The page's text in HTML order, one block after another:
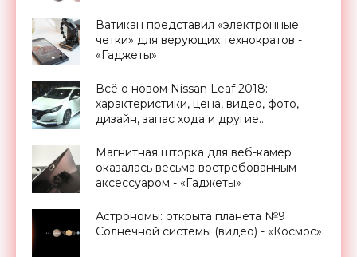
Ватикан представил «электронные
четки» для верующих технократов -
«Гаджеты»
Всё о новом Nissan Leaf 2018:
характеристики, цена, видео, фото,
дизайн, запас хода и другие
Магнитная шторка для веб-камер
оказалась весьма востребованным
аксессуаром - «Гаджеты»
Астрономы: открыта планета №9
Солнечной системы (видео) - «Космос»